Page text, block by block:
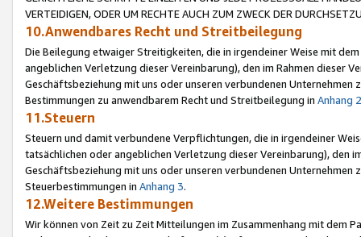
VERTEIDIGEN, ODER UM RECHTE AUCH ZUM ZWECK DER
10.Anwendbares Recht und Streitbeilegung
Die Beilegung etwaiger Streitigkeiten, die in irgendeiner Weise mit
angeblichen Verletzung dieser Vereinbarung), den im Rahmen dieser
Geschäftsbeziehung mit uns oder unseren verbundenen
Bestimmungen zu anwendbarem Recht und Streitbeilegung in Anhang 2
11.Steuern
Steuern und damit verbundene Verpflichtungen, die in irgendeiner
tatsächlichen oder angeblichen Verletzung dieser Vereinbarung), den
Geschäftsbeziehung mit uns oder unseren verbundenen
Steuerbestimmungen in Anhang 3.
12.Weitere Bestimmungen
Wir können von Zeit zu Zeit Mitteilungen im Zusammenhang mit dem